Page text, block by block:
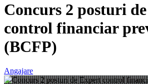
Concurs 2 posturi
control financiar
(BCFP)
Angajare